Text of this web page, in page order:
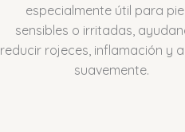
especialmente útil para
sensibles o irritadas,
reducir rojeces, inflamación y
suavemente.